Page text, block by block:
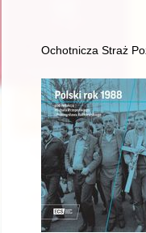
Ochotnicza Straż